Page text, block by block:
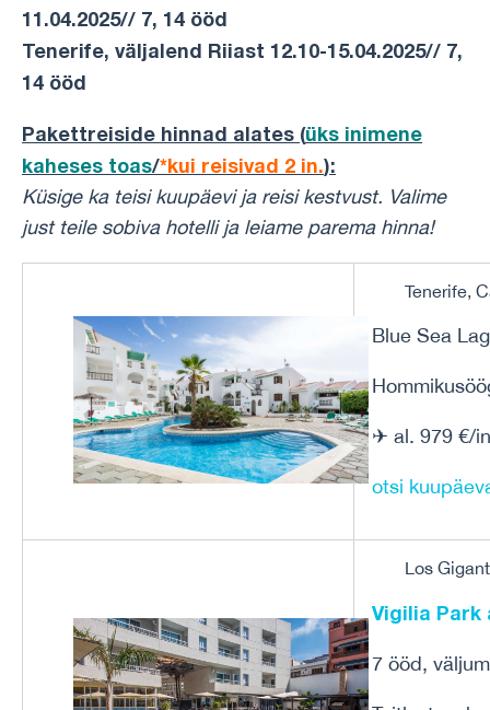
11.04.2025// 7, 14 ööd
Tenerife, väljalend Riiast 12.10-15.04.2025// 7,
14 ööd
Pakettreiside hinnad alates (üks inimene
kaheses toas/*kui reisivad 2 in.):
Küsige ka teisi kuupäevi ja reisi kestvust. Valime
just teile sobiva hotelli ja leiame parema hinna!
Tenerife,
Blue Sea
✈ al. 979 €/in
otsi
Los
Vigilia Park
7 ööd,